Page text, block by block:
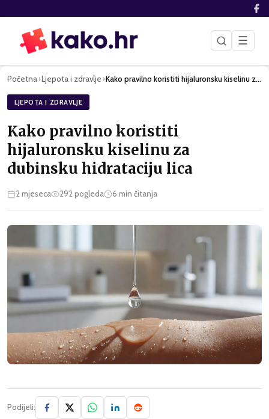
☰
Početna›Ljepota i zdravlje › Kako pravilno koristiti hijaluronsku kiselinu za dubinsku hi…
LJEPOTA I ZDRAVLJE
Kako pravilno koristiti
hijaluronsku kiselinu za
dubinsku hidrataciju lica
2 mjeseca 292pogleda 6 min čitanja
Podijeli: